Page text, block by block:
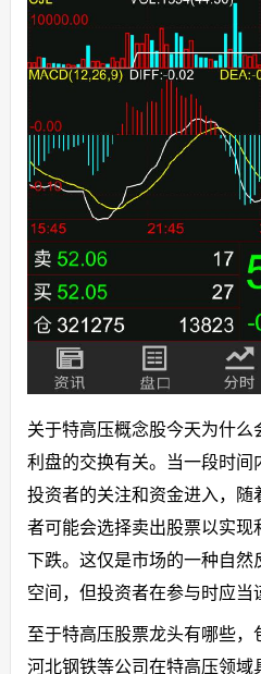
关于特高压概念股今天为什么
利盘的交换有关。当一段时间
投资者的关注和资金进入，随
者可能会选择卖出股票以实现
下跌。这仅是市场的一种自然
空间，但投资者在参与时应当
至于特高压股票龙头有哪些，
河北钢铁等公司在特高压领域